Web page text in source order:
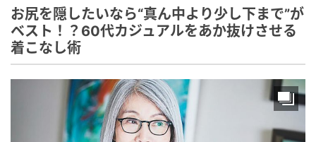
お尻を隠したいなら“真ん中より少し下まで”が
ベスト！？60代カジュアルをあか抜けさせる
着こなし術